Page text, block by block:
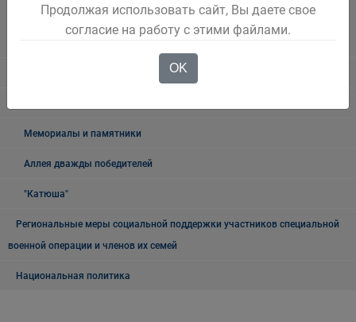
Мемориалы и памятники
Аллея дважды победителей
"Катюша"
Региональные меры социальной поддержки участников специальной
военной операции и членов их семей
Национальная политика
Продолжая использовать сайт, Вы даете свое
согласие на работу с этими файлами.
OK